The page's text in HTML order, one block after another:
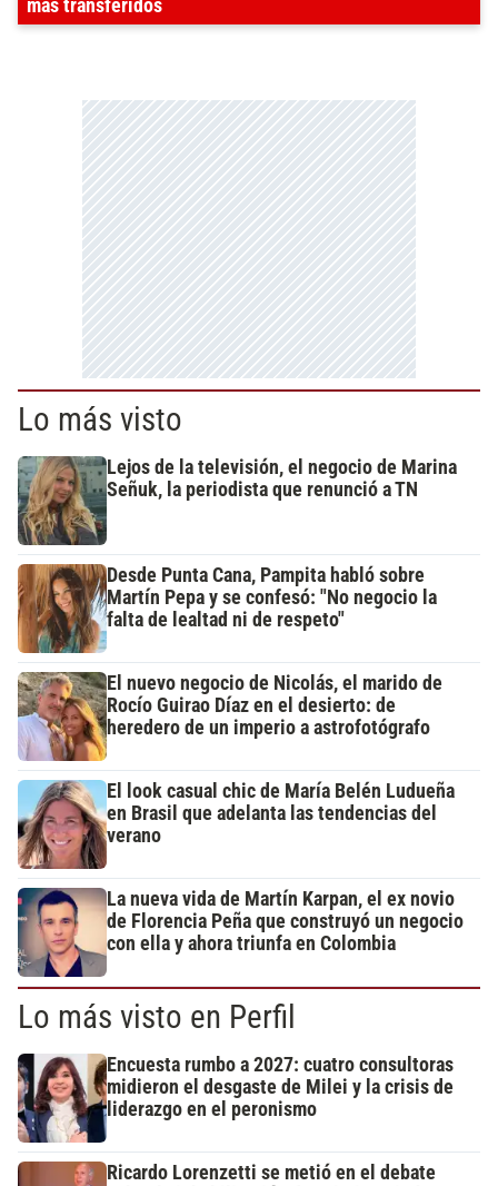
más transferidos
Lo más visto
Lejos de la televisión, el negocio de Marina
Señuk, la periodista que renunció a TN
Desde Punta Cana, Pampita habló sobre
Martín Pepa y se confesó: "No negocio la
falta de lealtad ni de respeto"
El nuevo negocio de Nicolás, el marido de
Rocío Guirao Díaz en el desierto: de
heredero de un imperio a astrofotógrafo
El look casual chic de María Belén Ludueña
en Brasil que adelanta las tendencias del
verano
La nueva vida de Martín Karpan, el ex novio
de Florencia Peña que construyó un negocio
con ella y ahora triunfa en Colombia
Lo más visto en Perfil
Encuesta rumbo a 2027: cuatro consultoras
midieron el desgaste de Milei y la crisis de
liderazgo en el peronismo
Ricardo Lorenzetti se metió en el debate